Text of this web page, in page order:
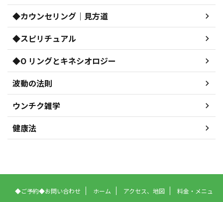
◆カウンセリング｜見方道
◆スピリチュアル
◆O リングとキネシオロジー
波動の法則
ウンチク雑学
健康法
◆ご予約◆お問い合わせ ホーム アクセス、地図
料金・メニュ